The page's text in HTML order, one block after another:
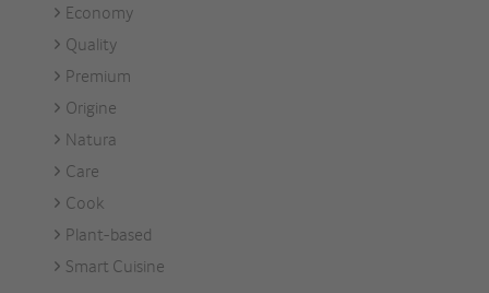
Footer
Unsere
Marken
Economy
Quality
Premium
Origine
Natura
Care
Cook
Plant-based
Smart Cuisine